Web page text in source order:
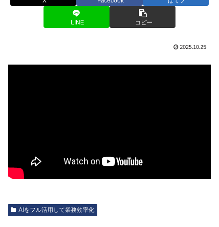
LINE コピー
2025.10.25
AIをフル活用して業務効率化